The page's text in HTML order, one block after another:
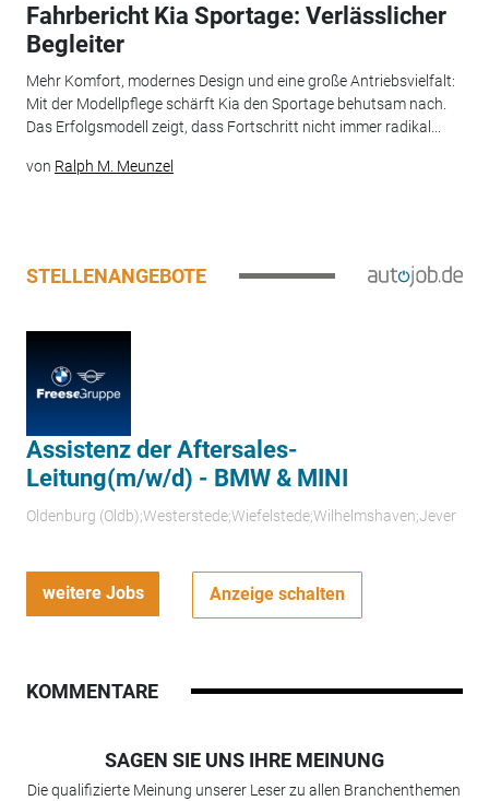
Fahrbericht Kia Sportage: Verlässlicher
Begleiter
Mehr Komfort, modernes Design und eine große Antriebsvielfalt:
Mit der Modellpflege schärft Kia den Sportage behutsam nach.
Das Erfolgsmodell zeigt, dass Fortschritt nicht immer radikal...
von Ralph M. Meunzel
STELLENANGEBOTE
Assistenz der Aftersales-
Leitung(m/w/d) - BMW & MINI
Oldenburg (Oldb);Westerstede;Wiefelstede;Wilhelmshaven;Jever
weitere Jobs Anzeige schalten
KOMMENTARE
SAGEN SIE UNS IHRE MEINUNG
Die qualifizierte Meinung unserer Leser zu allen Branchenthemen